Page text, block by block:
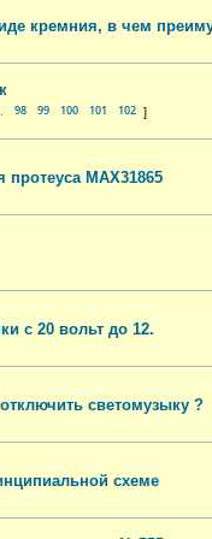
кремния, в чем
98 99 100 101 102
протеуса MAX31865
с 20 вольт до 12.
светомузыку ?
схеме